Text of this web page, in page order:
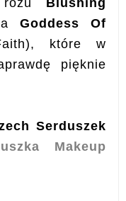
różu Blushing
Goddess Of
które w
pięknie
Serduszek
Makeup